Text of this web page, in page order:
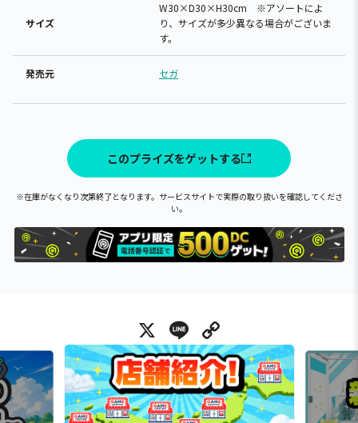
サイズ
W30×D30×H30cm ※アソートによ
り、サイズが多少異なる場合がございま
す。
発売元 セガ
このプライズをゲットする
※在庫がなくなり次第終了となります。サービスサイトで実際の取り扱いを確認してくださ
い。
X Line